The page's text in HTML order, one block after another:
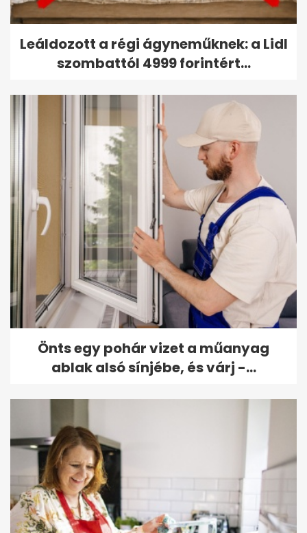
Leáldozott a régi ágyneműknek: a Lidl
szombattól 4999 forintért...
Önts egy pohár vizet a műanyag
ablak alsó sínjébe, és várj -...